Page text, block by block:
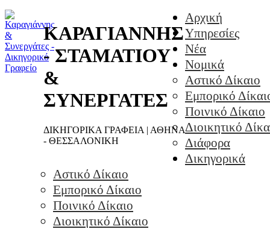
ΚΑΡΑΓΙΑΝΝΗΣ
- ΣΤΑΜΑΤΙΟΥ
&
ΣΥΝΕΡΓΑΤΕΣ
ΔΙΚΗΓΟΡΙΚΑ ΓΡΑΦΕΙΑ | ΑΘΗΝΑ
- ΘΕΣΣΑΛΟΝΙΚΗ
Αρχική
Υπηρεσίες
Νέα
Νομικά
Αστικό Δίκαιο
Εμπορικό
Ποινικό Δίκαιο
Διοικητικό
Διάφορα
Δικηγορικά
Αστικό Δίκαιο
Εμπορικό Δίκαιο
Ποινικό Δίκαιο
Διοικητικό Δίκαιο